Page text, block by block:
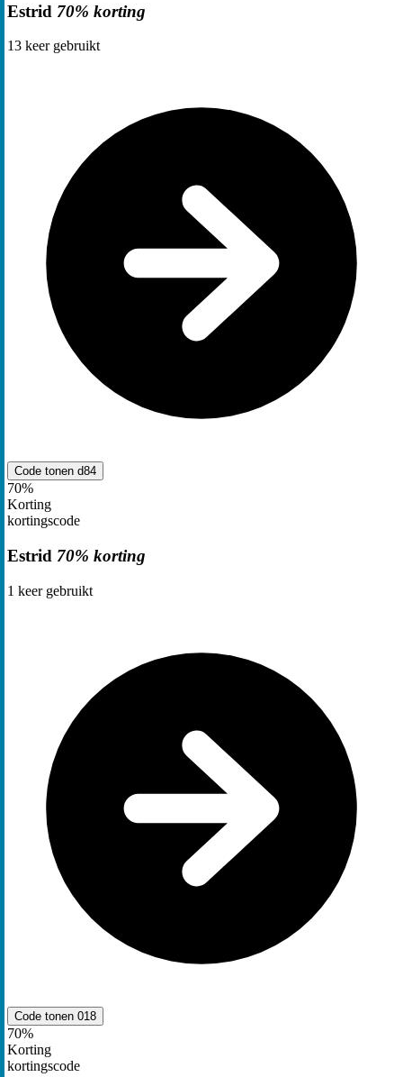
Estrid 70% korting
13 keer gebruikt
Code tonen d84
70%
Korting
kortingscode
Estrid 70% korting
1 keer gebruikt
Code tonen 018
70%
Korting
kortingscode